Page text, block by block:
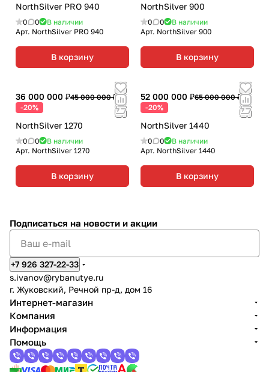
NorthSilver PRO 940
0 0
В наличии
Арт. NorthSilver PRO 940
В корзину
NorthSilver 900
0 0
В наличии
Арт. NorthSilver 900
В корзину
36 000 000 ₽45 000 000 ₽
-20%
NorthSilver 1270
0 0
В наличии
Арт. NorthSilver 1270
В корзину
52 000 000 ₽65 000 000 ₽
-20%
NorthSilver 1440
0 0
В наличии
Арт. NorthSilver 1440
В корзину
Подписаться на новости и акции
+7 926 327-22-33
s.ivanov@rybanutye.ru
г. Жуковский, Речной пр-д, дом 16
Интернет-магазин
Компания
Информация
Помощь